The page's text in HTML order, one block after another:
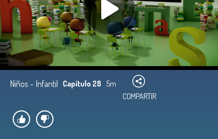
Niños - Infantil Capítulo 28 5m
COMPARTIR